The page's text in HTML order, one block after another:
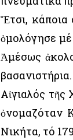
Ἔτσι, κάποια
ὁμολόγησε μέ
Ἀμέσως
Αἰγιαλός τῆς
ὀνομαζόταν
Νικήτα, τό